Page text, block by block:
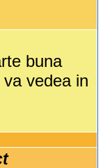
buna
vedea in